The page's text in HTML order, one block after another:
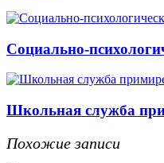
Социально-
Школьная служба
Похожие записи